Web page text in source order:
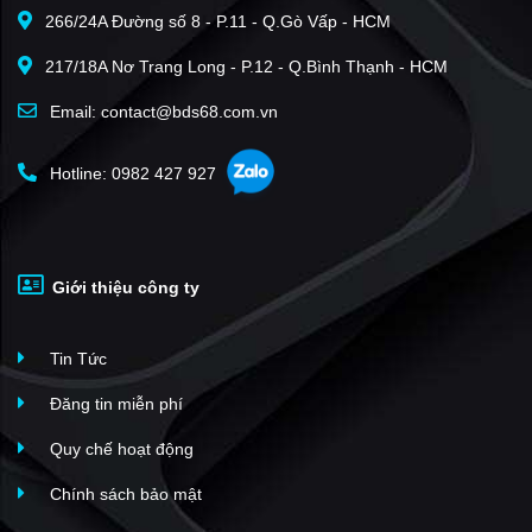
Him Lam Vạn Phúc
An Hưng
(30)
Mulberry Lane
ParkCity Hà Nội
La Casta Văn Phú
HPC Landmark 105
Tòa Tháp Thiên Niên Kỷ
Seasons Avenue
Hyundai Hillstate
266/24A Đường số 8 - P.11 - Q.Gò Vấp - HCM
217/18A Nơ Trang Long - P.12 - Q.Bình Thạnh - HCM
Email: contact@bds68.com.vn
Hotline: 0982 427 927
Giới thiệu công ty
Tin Tức
Đăng tin miễn phí
Quy chế hoạt động
Chính sách bảo mật